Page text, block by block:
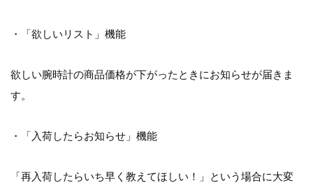
・「欲しいリスト」機能
欲しい腕時計の商品価格が下がったときにお知らせが届きま
す。
・「入荷したらお知らせ」機能
「再入荷したらいち早く教えてほしい！」という場合に大変